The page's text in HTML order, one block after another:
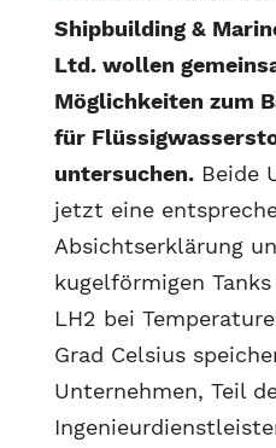
Shipbuilding &
Ltd. wollen
Möglichkeiten zum
für
untersuchen.Beide
jetzt eine
Absichtserklärung
kugelförmigen
LH2 bei
Grad Celsius
Unternehmen, Teil